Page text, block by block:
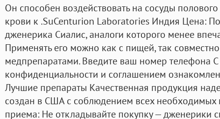
Он способен воздействовать на сосуды
крови к .SuCenturion Laboratories Индия Цена:
дженерика Сиалис, аналоги которого менее
Применять его можно как с пищей, так
медпрепаратами. Введите ваш номер телефона
конфиденциальности и соглашением
Лучшие препараты Качественная продукция
создан в США с соблюдением всех необходимых
приема: Не откладывайте покупку — дженерики